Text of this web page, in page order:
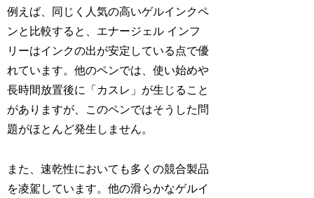
例えば、同じく人気の高いゲルインクペ
ンと比較すると、エナージェル インフ
リーはインクの出が安定している点で優
れています。他のペンでは、使い始めや
長時間放置後に「カスレ」が生じること
がありますが、このペンではそうした問
題がほとんど発生しません。
また、速乾性においても多くの競合製品
を凌駕しています。他の滑らかなゲルイ